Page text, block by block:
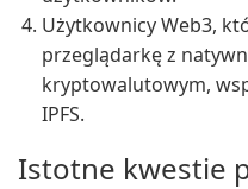
Użytkownicy Web3,
przeglądarkę z
kryptowalutowym,
IPFS.
Istotne kwestie